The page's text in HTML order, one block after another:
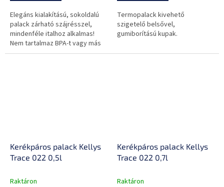
Elegáns kialakítású, sokoldalú
palack zárható szájrésszel,
mindenféle italhoz alkalmas!
Nem tartalmaz BPA-t vagy más
káros anyagokat.
Termopalack kivehető
szigetelő belsővel,
gumiborítású kupak.
Kerékpáros palack Kellys
Trace 022 0,5l
Raktáron
Kerékpáros palack Kellys
Trace 022 0,7l
Raktáron